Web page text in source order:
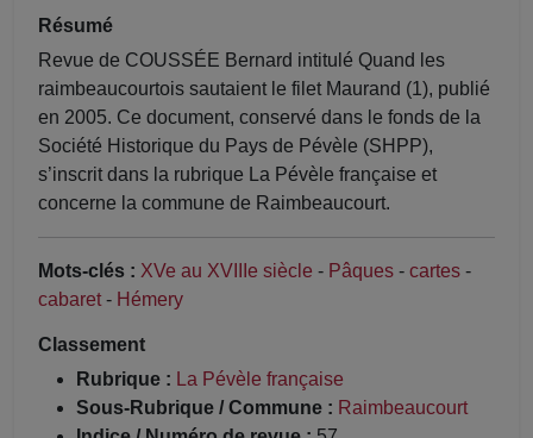
Résumé
Revue de COUSSÉE Bernard intitulé Quand les
raimbeaucourtois sautaient le filet Maurand (1), publié
en 2005. Ce document, conservé dans le fonds de la
Société Historique du Pays de Pévèle (SHPP),
s’inscrit dans la rubrique La Pévèle française et
concerne la commune de Raimbeaucourt.
Mots-clés : XVe au XVIIIe siècle - Pâques - cartes -
cabaret - Hémery
Classement
Rubrique : La Pévèle française
Sous-Rubrique / Commune : Raimbeaucourt